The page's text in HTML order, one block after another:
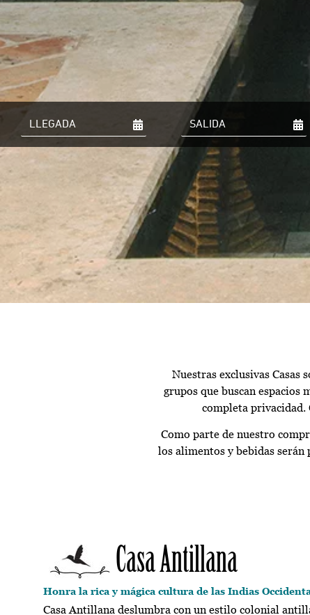
Nuestras exclusivas Casas
grupos que buscan espacios
completa privacidad.
Como parte de nuestro
los alimentos y bebidas serán
Casa Antillana
Honra la rica y mágica cultura de las Indias
Casa Antillana deslumbra con un estilo colonial